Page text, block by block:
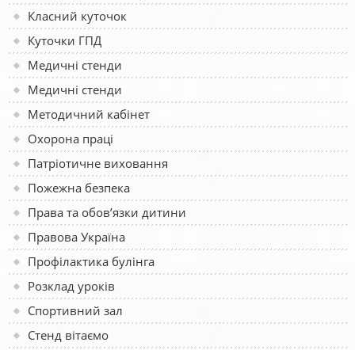
Класний куточок
Куточки ГПД
Медичні стенди
Медичні стенди
Методичний кабінет
Охорона праці
Патріотичне виховання
Пожежна безпека
Права та обов’язки дитини
Правова Україна
Профілактика булінга
Розклад уроків
Спортивний зал
Стенд вітаємо